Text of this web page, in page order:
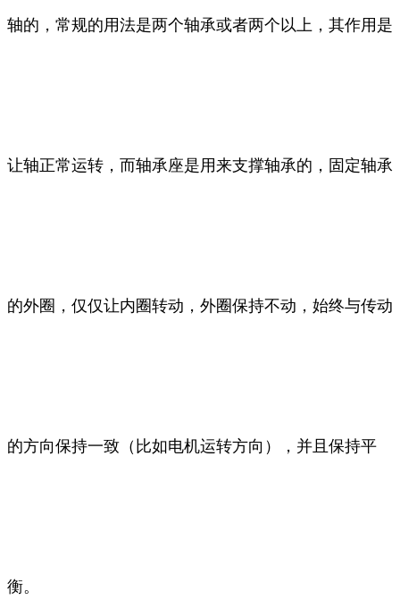
轴的，常规的用法是两个轴承或者两个以上，其作用是
让轴正常运转，而轴承座是用来支撑轴承的，固定轴承
的外圈，仅仅让内圈转动，外圈保持不动，始终与传动
的方向保持一致（比如电机运转方向），并且保持平
衡。